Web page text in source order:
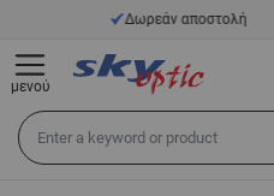
Μετάβαση στο περιεχόμενο
14
Αναζήτηση σε όλο το
μενού